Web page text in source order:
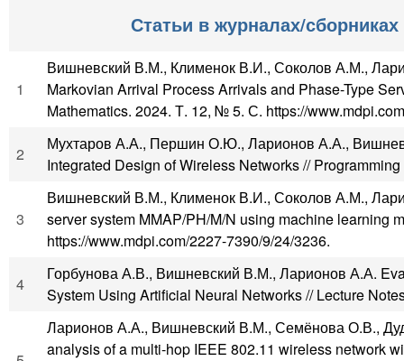
Статьи в журналах/
1
Вишневский В.М., Клименок В.И., Соколов А.М.,
Markovian Arrival Process Arrivals and Phase-Type
Mathematics. 2024. Т. 12, № 5. С. https://
2
Мухтаров А.А., Першин О.Ю., Ларионов А.А.,
Integrated Design of Wireless Networks //
3
Вишневский В.М., Клименок В.И., Соколов А.М.,
server system MMAP/PH/M/N using machine learning
https://www.mdpi.com/2227-7390/9/24/3236.
4
Горбунова А.В., Вишневский В.М., Ларионов А.А.
System Using Artificial Neural Networks // Lecture
Ларионов А.А., Вишневский В.М., Семёнова О.В.,
analysis of a multi-hop IEEE 802.11 wireless network